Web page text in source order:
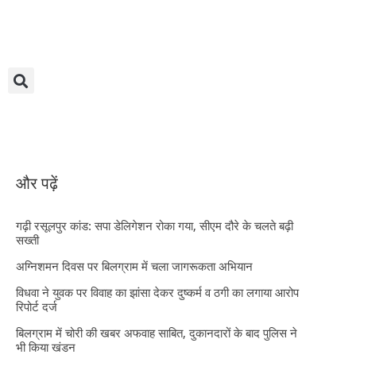
और पढ़ें
गढ़ी रसूलपुर कांड: सपा डेलिगेशन रोका गया, सीएम दौरे के चलते बढ़ी
सख्ती
अग्निशमन दिवस पर बिलग्राम में चला जागरूकता अभियान
विधवा ने युवक पर विवाह का झांसा देकर दुष्कर्म व ठगी का लगाया आरोप
रिपोर्ट दर्ज
बिलग्राम में चोरी की खबर अफवाह साबित, दुकानदारों के बाद पुलिस ने
भी किया खंडन